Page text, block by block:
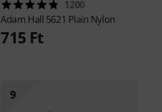
1200
Adam Hall 5621 Plain Nylon
715 Ft
9